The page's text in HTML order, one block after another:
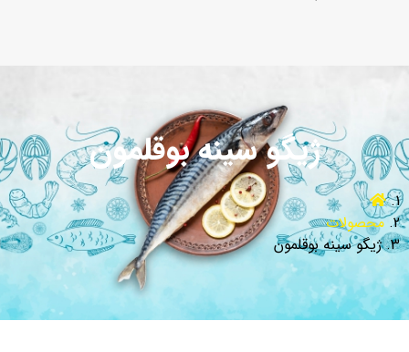
ژیگو سینه بوقلمون
محصولات
ژیگو سینه بوقلمون